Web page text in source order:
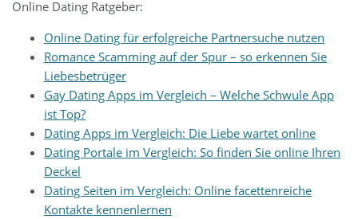
Online Dating Ratgeber:
Online Dating für erfolgreiche Partnersuche nutzen
Romance Scamming auf der Spur – so erkennen Sie
Liebesbetrüger
Gay Dating Apps im Vergleich – Welche Schwule App
ist Top?
Dating Apps im Vergleich: Die Liebe wartet online
Dating Portale im Vergleich: So finden Sie online Ihren
Deckel
Dating Seiten im Vergleich: Online facettenreiche
Kontakte kennenlernen